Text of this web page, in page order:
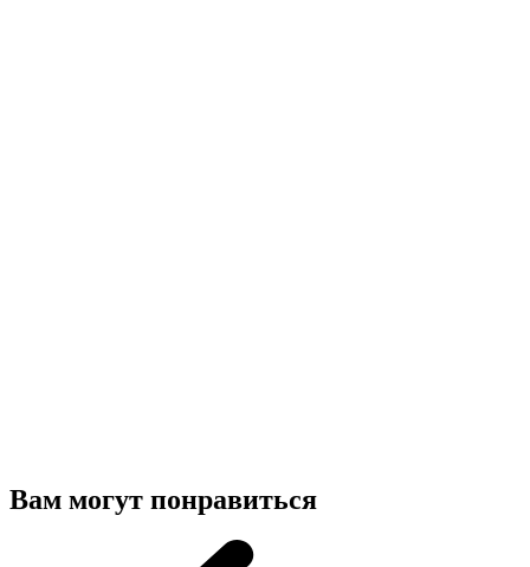
Вам могут понравиться